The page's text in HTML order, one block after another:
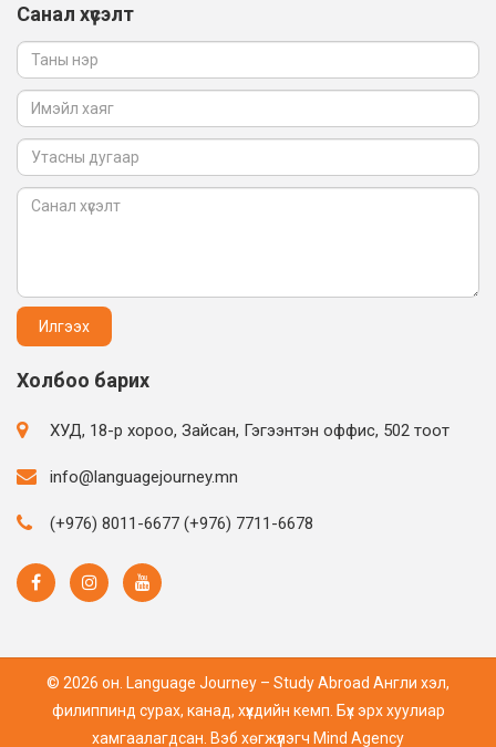
Санал хүсэлт
Холбоо барих
ХУД, 18-р хороо, Зайсан, Гэгээнтэн оффис, 502 тоот
info@languagejourney.mn
(+976) 8011-6677 (+976) 7711-6678
© 2026 он. Language Journey – Study Abroad Англи хэл,
филиппинд сурах, канад, хүүхдийн кемп. Бүх эрх хуулиар
хамгаалагдсан. Вэб хөгжүүлэгч Mind Agency